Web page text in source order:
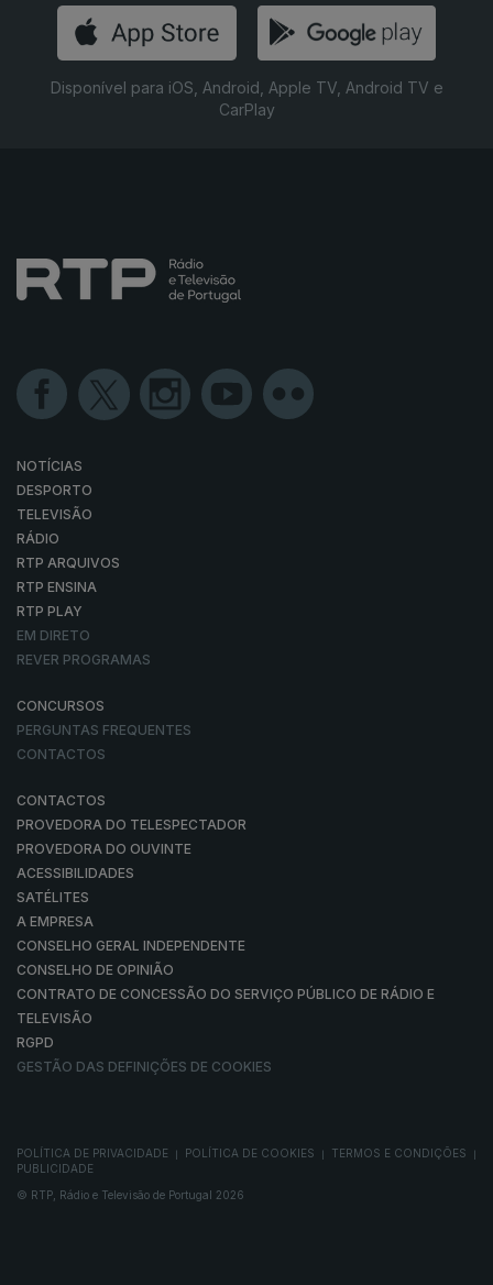
Disponível para iOS, Android, Apple TV, Android TV e
CarPlay
NOTÍCIAS
DESPORTO
TELEVISÃO
RÁDIO
RTP ARQUIVOS
RTP ENSINA
RTP PLAY
EM DIRETO
REVER PROGRAMAS
CONCURSOS
PERGUNTAS FREQUENTES
CONTACTOS
CONTACTOS
PROVEDORA DO TELESPECTADOR
PROVEDORA DO OUVINTE
ACESSIBILIDADES
SATÉLITES
A EMPRESA
CONSELHO GERAL INDEPENDENTE
CONSELHO DE OPINIÃO
CONTRATO DE CONCESSÃO DO SERVIÇO PÚBLICO DE RÁDIO E
TELEVISÃO
RGPD
GESTÃO DAS DEFINIÇÕES DE COOKIES
POLÍTICA DE PRIVACIDADE POLÍTICA DE COOKIES TERMOS E CONDIÇÕES
PUBLICIDADE
© RTP, Rádio e Televisão de Portugal 2026